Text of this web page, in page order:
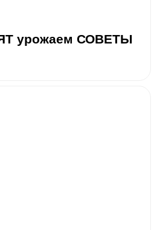
урожаем СОВЕТЫ